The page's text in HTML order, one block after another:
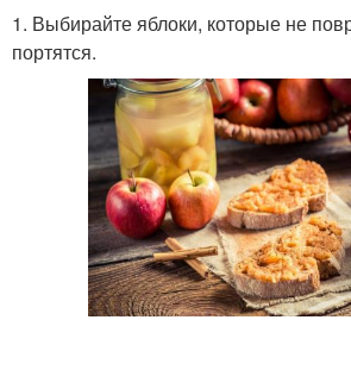
1. Выбирайте яблоки, которые не
портятся.